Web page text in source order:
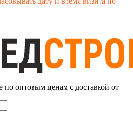
оптовым ценам с доставкой от